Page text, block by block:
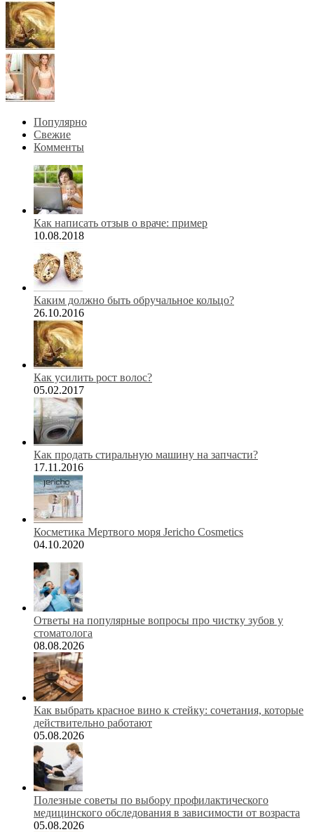
Популярно
Свежие
Комменты
Как написать отзыв о враче: пример
10.08.2018
Каким должно быть обручальное кольцо?
26.10.2016
Как усилить рост волос?
05.02.2017
Как продать стиральную машину на запчасти?
17.11.2016
Косметика Мертвого моря Jericho Cosmetics
04.10.2020
Ответы на популярные вопросы про чистку зубов у
стоматолога
08.08.2026
Как выбрать красное вино к стейку: сочетания, которые
действительно работают
05.08.2026
Полезные советы по выбору профилактического
медицинского обследования в зависимости от возраста
05.08.2026